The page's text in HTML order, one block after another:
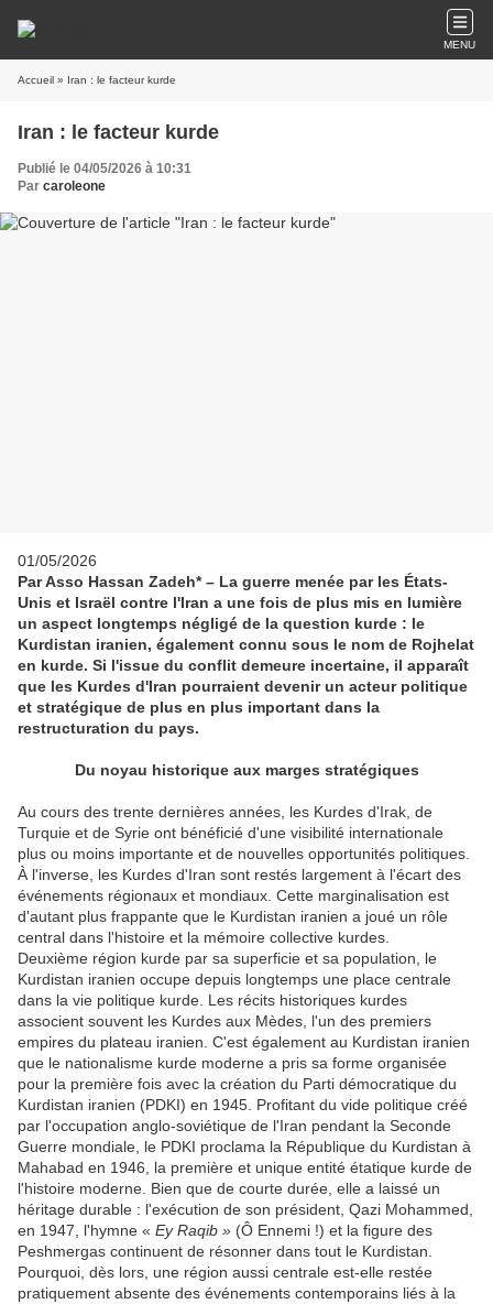
MENU
Accueil » Iran : le facteur kurde
Iran : le facteur kurde
Publié le 04/05/2026 à 10:31
Par caroleone
01/05/2026
Par Asso Hassan Zadeh* – La guerre menée par les États-
Unis et Israël contre l'Iran a une fois de plus mis en lumière
un aspect longtemps négligé de la question kurde : le
Kurdistan iranien, également connu sous le nom de Rojhelat
en kurde. Si l'issue du conflit demeure incertaine, il apparaît
que les Kurdes d'Iran pourraient devenir un acteur politique
et stratégique de plus en plus important dans la
restructuration du pays.
Du noyau historique aux marges stratégiques
Au cours des trente dernières années, les Kurdes d'Irak, de
Turquie et de Syrie ont bénéficié d'une visibilité internationale
plus ou moins importante et de nouvelles opportunités politiques.
À l'inverse, les Kurdes d'Iran sont restés largement à l'écart des
événements régionaux et mondiaux. Cette marginalisation est
d'autant plus frappante que le Kurdistan iranien a joué un rôle
central dans l'histoire et la mémoire collective kurdes.
Deuxième région kurde par sa superficie et sa population, le
Kurdistan iranien occupe depuis longtemps une place centrale
dans la vie politique kurde. Les récits historiques kurdes
associent souvent les Kurdes aux Mèdes, l'un des premiers
empires du plateau iranien. C'est également au Kurdistan iranien
que le nationalisme kurde moderne a pris sa forme organisée
pour la première fois avec la création du Parti démocratique du
Kurdistan iranien (PDKI) en 1945. Profitant du vide politique créé
par l'occupation anglo-soviétique de l'Iran pendant la Seconde
Guerre mondiale, le PDKI proclama la République du Kurdistan à
Mahabad en 1946, la première et unique entité étatique kurde de
l'histoire moderne. Bien que de courte durée, elle a laissé un
héritage durable : l'exécution de son président, Qazi Mohammed,
en 1947, l'hymne « Ey Raqib » (Ô Ennemi !) et la figure des
Peshmergas continuent de résonner dans tout le Kurdistan.
Pourquoi, dès lors, une région aussi centrale est-elle restée
pratiquement absente des événements contemporains liés à la